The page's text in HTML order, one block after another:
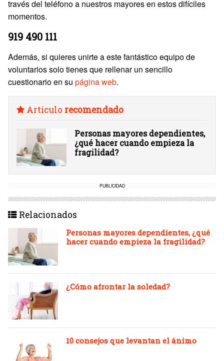
través del teléfono a nuestros mayores en estos difíciles
momentos.
919 490 111
Además, si quieres unirte a este fantástico equipo de
voluntarios solo tienes que rellenar un sencillo
cuestionario en su página web.
Artículo recomendado
Personas mayores dependientes,
¿qué hacer cuando empieza la
fragilidad?
PUBLICIDAD
Relacionados
Personas mayores dependientes, ¿qué
hacer cuando empieza la fragilidad?
¿Cómo afrontar la soledad?
10 consejos que levantan el ánimo